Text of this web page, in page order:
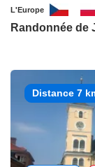
L'Europe
Randonnée de
Distance 7